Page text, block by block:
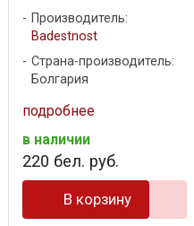
Производитель:
Badestnost
Страна-производитель:
Болгария
подробнее
в наличии
220 бел. руб.
В корзину